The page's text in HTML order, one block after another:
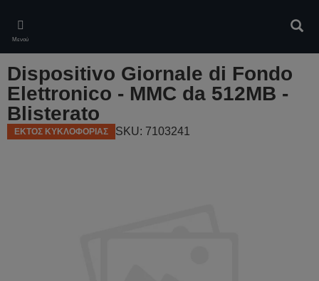
main
content
Μενού
Dispositivo Giornale di Fondo
Elettronico - MMC da 512MB -
Blisterato
ΕΚΤΟΣ ΚΥΚΛΟΦΟΡΙΑΣ SKU: 7103241